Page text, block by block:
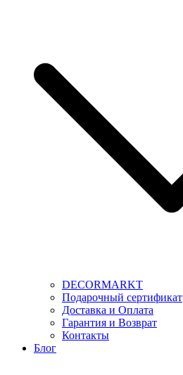
DECORMARKT
Подарочный сертификат
Доставка и Оплата
Гарантия и Возврат
Контакты
Блог